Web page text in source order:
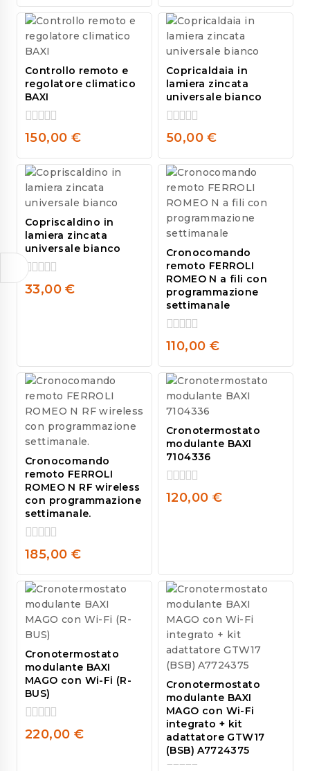
of
5
of
5
Controllo remoto e
regolatore climatico
BAXI
0
of
5
150,00 €
Copricaldaia in
lamiera zincata
universale bianco
0
of
5
50,00€
Copriscaldino in
lamiera zincata
universale bianco
0
33,00€
Cronocomando
remoto FERROLI
ROMEO N a fili con
programmazione
settimanale
0
of
5
110,00 €
Cronocomando
remoto FERROLI
ROMEO N RF wireless
con programmazione
settimanale.
0
of
5
185,00 €
Cronotermostato
modulante BAXI
7104336
0
120,00 €
Cronotermostato
modulante BAXI
MAGO con Wi-Fi (R-
BUS)
0
220,00 €
Cronotermostato
modulante BAXI
MAGO con Wi-Fi
integrato + kit
adattatore GTW17
(BSB) A7724375